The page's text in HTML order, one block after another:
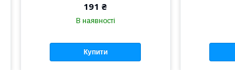
191 ₴
В наявності
Купити